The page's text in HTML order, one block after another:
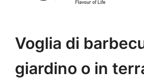
Voglia di
giardino o in